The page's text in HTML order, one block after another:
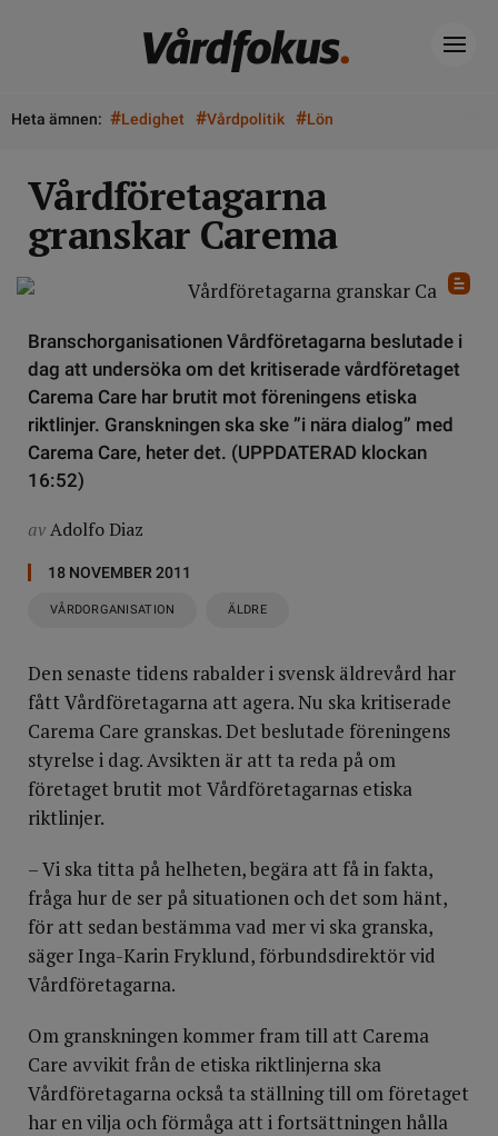
Heta ämnen: #Ledighet #Vårdpolitik #Lön
Vårdföretagarna
granskar Carema
Branschorganisationen Vårdföretagarna beslutade i
dag att undersöka om det kritiserade vårdföretaget
Carema Care har brutit mot föreningens etiska
riktlinjer. Granskningen ska ske ”i nära dialog” med
Carema Care, heter det. (UPPDATERAD klockan
16:52)
avAdolfo Diaz
18 NOVEMBER 2011
VÅRDORGANISATION ÄLDRE
Den senaste tidens rabalder i svensk äldrevård har
fått Vårdföretagarna att agera. Nu ska kritiserade
Carema Care granskas. Det beslutade föreningens
styrelse i dag. Avsikten är att ta reda på om
företaget brutit mot Vårdföretagarnas etiska
riktlinjer.
– Vi ska titta på helheten, begära att få in fakta,
fråga hur de ser på situationen och det som hänt,
för att sedan bestämma vad mer vi ska granska,
säger Inga-Karin Fryklund, förbundsdirektör vid
Vårdföretagarna.
Om granskningen kommer fram till att Carema
Care avvikit från de etiska riktlinjerna ska
Vårdföretagarna också ta ställning till om företaget
har en vilja och förmåga att i fortsättningen hålla